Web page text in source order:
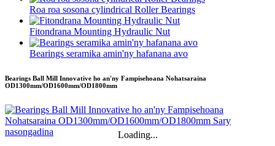
Roa roa sosona cylindrical Roller Bearings
Fitondrana Mounting Hydraulic Nut
Bearings seramika amin'ny hafanana avo
Bearings Ball Mill Innovative ho an'ny Fampisehoana Nohatsaraina
OD1300mm/OD1600mm/OD1800mm
Loading...